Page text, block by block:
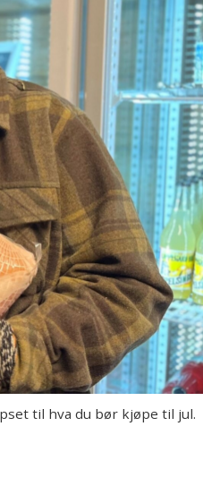
til hva du bør kjøpe til jul.